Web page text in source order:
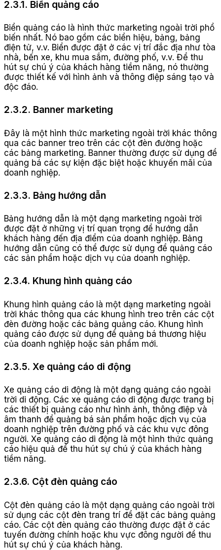
2.3.1. Biển quảng cáo
Biển quảng cáo là hình thức marketing ngoài trời phổ
biến nhất. Nó bao gồm các biển hiệu, bảng, bảng
điện tử, v.v. Biển được đặt ở các vị trí đắc địa như tòa
nhà, bến xe, khu mua sắm, đường phố, v.v. Để thu
hút sự chú ý của khách hàng tiềm năng, nó thường
được thiết kế với hình ảnh và thông điệp sáng tạo và
độc đáo.
2.3.2. Banner marketing
Đây là một hình thức marketing ngoài trời khác thông
qua các banner treo trên các cột đèn đường hoặc
các bảng marketing. Banner thường được sử dụng để
quảng bá các sự kiện đặc biệt hoặc khuyến mãi của
doanh nghiệp.
2.3.3. Bảng hướng dẫn
Bảng hướng dẫn là một dạng marketing ngoài trời
được đặt ở những vị trí quan trọng để hướng dẫn
khách hàng đến địa điểm của doanh nghiệp. Bảng
hướng dẫn cũng có thể được sử dụng để quảng cáo
các sản phẩm hoặc dịch vụ của doanh nghiệp.
2.3.4. Khung hình quảng cáo
Khung hình quảng cáo là một dạng marketing ngoài
trời khác thông qua các khung hình treo trên các cột
đèn đường hoặc các bảng quảng cáo. Khung hình
quảng cáo được sử dụng để quảng bá thương hiệu
của doanh nghiệp hoặc sản phẩm mới.
2.3.5. Xe quảng cáo di động
Xe quảng cáo di động là một dạng quảng cáo ngoài
trời di động. Các xe quảng cáo di động được trang bị
các thiết bị quảng cáo như hình ảnh, thông điệp và
âm thanh để quảng bá sản phẩm hoặc dịch vụ của
doanh nghiệp trên đường phố và các khu vực đông
người. Xe quảng cáo di động là một hình thức quảng
cáo hiệu quả để thu hút sự chú ý của khách hàng
tiềm năng.
2.3.6. Cột đèn quảng cáo
Cột đèn quảng cáo là một dạng quảng cáo ngoài trời
sử dụng các cột đèn trang trí để đặt các bảng quảng
cáo. Các cột đèn quảng cáo thường được đặt ở các
tuyến đường chính hoặc khu vực đông người để thu
hút sự chú ý của khách hàng.